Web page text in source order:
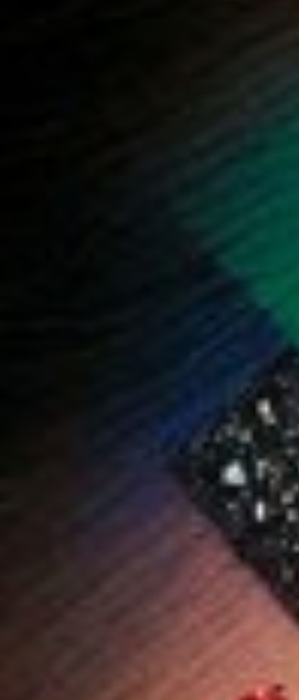
جولدن روز طلاء أظافر
اشتر الآن